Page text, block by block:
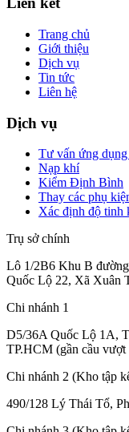
Trang chủ
Giới thiệu
Dịch vụ
Tin tức
Liên hệ
Dịch vụ
Tư vấn ứng
Nạp khí
Kiểm Định Bình
Thay các phụ
Xác định độ tinh
Trụ sở chính
Lô 1/2B6 Khu B
Quốc Lộ 22, Xã Xuân
Chi nhánh 1
D5/36A Quốc Lộ 1A,
TP.HCM (gần cầu
Chi nhánh 2 (Kho tập
490/128 Lý Thái Tổ,